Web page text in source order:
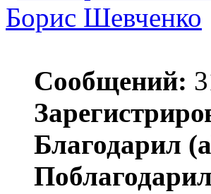
Борис Шевченко
Сообщений:
Благодарил